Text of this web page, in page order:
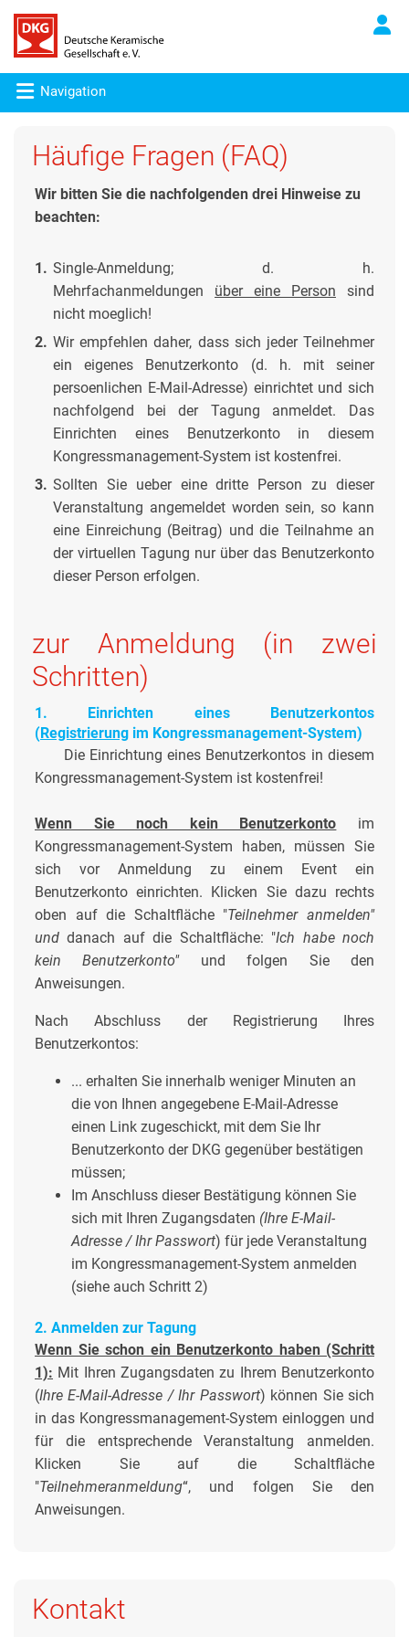
Navigation
Häufige Fragen (FAQ)
Wir bitten Sie die nachfolgenden drei Hinweise zu
beachten:
1. Single-Anmeldung; d. h.
Mehrfachanmeldungen über eine Person sind
nicht moeglich!
2. Wir empfehlen daher, dass sich jeder Teilnehmer
ein eigenes Benutzerkonto (d. h. mit seiner
persoenlichen E-Mail-Adresse) einrichtet und sich
nachfolgend bei der Tagung anmeldet. Das
Einrichten eines Benutzerkonto in diesem
Kongressmanagement-System ist kostenfrei.
3. Sollten Sie ueber eine dritte Person zu dieser
Veranstaltung angemeldet worden sein, so kann
eine Einreichung (Beitrag) und die Teilnahme an
der virtuellen Tagung nur über das Benutzerkonto
dieser Person erfolgen.
zur Anmeldung (in zwei
Schritten)
1. Einrichten eines Benutzerkontos
(Registrierung im Kongressmanagement-System)
Die Einrichtung eines Benutzerkontos in diesem
Kongressmanagement-System ist kostenfrei!
Wenn Sie noch kein Benutzerkonto
im
Kongressmanagement-System haben, müssen Sie
sich vor Anmeldung zu einem Event ein
Benutzerkonto einrichten. Klicken Sie dazu rechts
oben auf die Schaltfläche "Teilnehmer anmelden"
unddanach auf die Schaltfläche: "Ich habe noch
kein Benutzerkonto" und folgen Sie den
Anweisungen.
Nach Abschluss der Registrierung Ihres
Benutzerkontos:
... erhalten Sie innerhalb weniger Minuten an
die von Ihnen angegebene E-Mail-Adresse
einen Link zugeschickt, mit dem Sie Ihr
Benutzerkonto der DKG gegenüber bestätigen
müssen;
Im Anschluss dieser Bestätigung können Sie
sich mit Ihren Zugangsdaten (Ihre E-Mail-
Adresse / Ihr Passwort) für jede Veranstaltung
im Kongressmanagement-System anmelden
(siehe auch Schritt 2)
2. Anmelden zur Tagung
Wenn Sie schon ein Benutzerkonto haben (Schritt
1): Mit Ihren Zugangsdaten zu Ihrem Benutzerkonto
(Ihre E-Mail-Adresse / Ihr Passwort) können Sie sich
in das Kongressmanagement-System einloggen und
für die entsprechende Veranstaltung anmelden.
Klicken Sie auf die Schaltfläche
"Teilnehmeranmeldung“, und folgen Sie den
Anweisungen.
Kontakt